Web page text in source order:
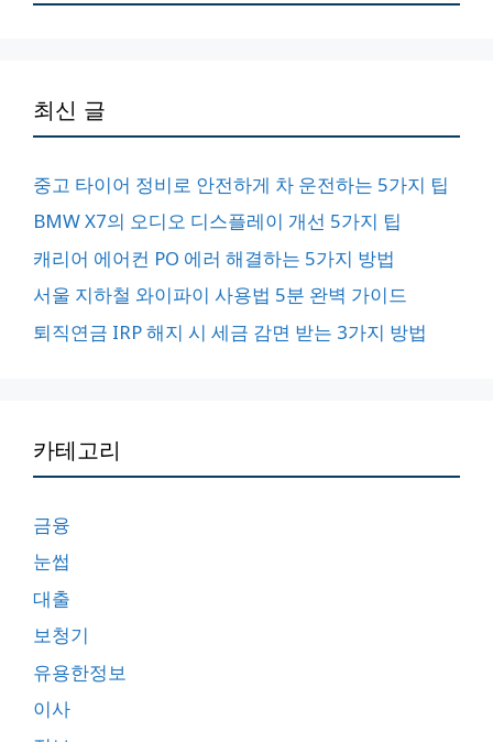
최신 글
중고 타이어 정비로 안전하게 차 운전하는 5가지 팁
BMW X7의 오디오 디스플레이 개선 5가지 팁
캐리어 에어컨 PO 에러 해결하는 5가지 방법
서울 지하철 와이파이 사용법 5분 완벽 가이드
퇴직연금 IRP 해지 시 세금 감면 받는 3가지 방법
카테고리
금융
눈썹
대출
보청기
유용한정보
이사